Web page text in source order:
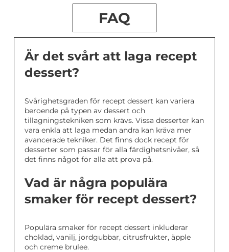
FAQ
Är det svårt att laga recept
dessert?
Svårighetsgraden för recept dessert kan variera
beroende på typen av dessert och
tillagningstekniken som krävs. Vissa desserter kan
vara enkla att laga medan andra kan kräva mer
avancerade tekniker. Det finns dock recept för
desserter som passar för alla färdighetsnivåer, så
det finns något för alla att prova på.
Vad är några populära
smaker för recept dessert?
Populära smaker för recept dessert inkluderar
choklad, vanilj, jordgubbar, citrusfrukter, äpple
och creme brulee.